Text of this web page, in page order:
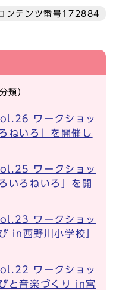
ンテンツ番号172884
類）
ワークショッ
ねいろ」を開催し
ワークショッ
いろねいろ」を開
ワークショッ
in西野川小学校」
ワークショッ
と音楽づくり in宮